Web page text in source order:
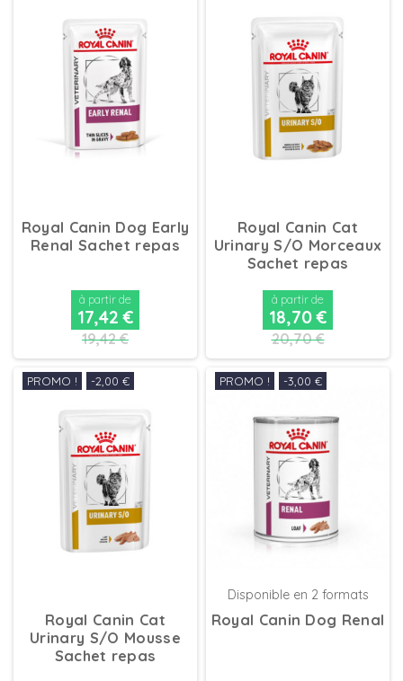
DÉTAILS DÉTAILS
Royal Canin Dog Early
Renal Sachet repas
à partir de
17,42 €
19,42 €
DÉTAILS
Royal Canin Cat
Urinary S/O Morceaux
Sachet repas
à partir de
18,70 €
20,70 €
DÉTAILS
PROMO ! -2,00 €
Royal Canin Cat
Urinary S/O Mousse
Sachet repas
PROMO ! -3,00 €
Disponible en 2 formats
Royal Canin Dog Renal